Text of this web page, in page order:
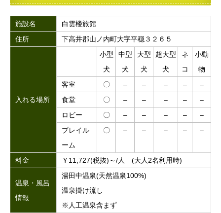
施設名
白雲楼旅館
住所
下高井郡山ノ内町大字平穏３２６５
入れる場所
小型
犬
中型
犬
大型
犬
超大型
犬
ネ
コ
小動
物
客室
〇 – – – –
–
食堂
〇 – – – –
–
ロビー
〇 – – – –
–
プレイル
ーム
〇 – – – – –
料金 ￥11,727(税抜)～/人 (大人2名利用時)
温泉・風呂
情報
湯田中温泉(天然温泉100%)
温泉掛け流し
※人工温泉含まず